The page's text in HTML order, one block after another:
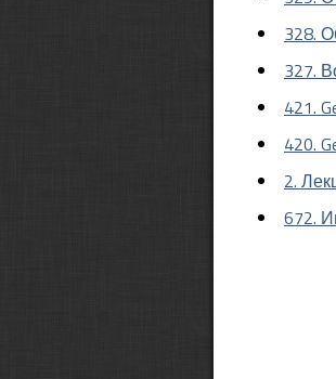
328.
327.
421.
420.
2.
672.